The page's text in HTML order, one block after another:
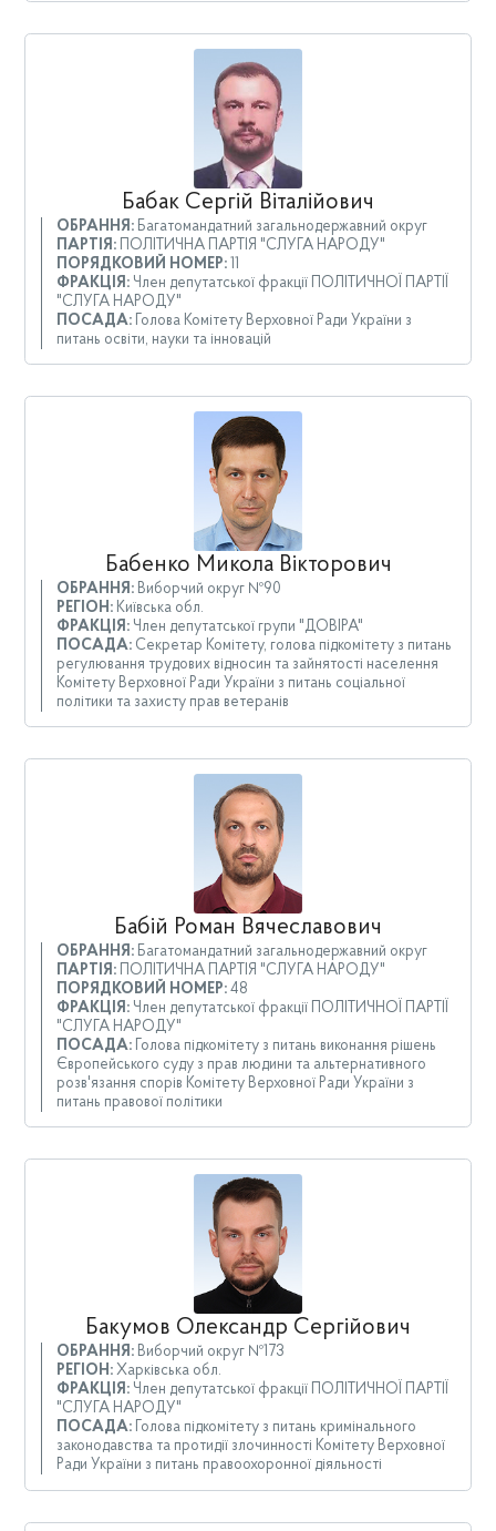
Бабак Сергій Віталійович
ОБРАННЯ:Багатомандатний загальнодержавний округ
ПАРТІЯ:ПОЛІТИЧНА ПАРТІЯ "СЛУГА НАРОДУ"
ПОРЯДКОВИЙ НОМЕР:11
ФРАКЦІЯ:Член депутатської фракції ПОЛІТИЧНОЇ ПАРТІЇ
"СЛУГА НАРОДУ"
ПОСАДА:Голова Комітету Верховної Ради України з
питань освіти, науки та інновацій
Бабенко Микола Вікторович
ОБРАННЯ:Виборчий округ №90
РЕГІОН:Київська обл.
ФРАКЦІЯ:Член депутатської групи "ДОВІРА"
ПОСАДА:Секретар Комітету, голова підкомітету з питань
регулювання трудових відносин та зайнятості населення
Комітету Верховної Ради України з питань соціальної
політики та захисту прав ветеранів
Бабій Роман Вячеславович
ОБРАННЯ:Багатомандатний загальнодержавний округ
ПАРТІЯ:ПОЛІТИЧНА ПАРТІЯ "СЛУГА НАРОДУ"
ПОРЯДКОВИЙ НОМЕР:48
ФРАКЦІЯ:Член депутатської фракції ПОЛІТИЧНОЇ ПАРТІЇ
"СЛУГА НАРОДУ"
ПОСАДА:Голова підкомітету з питань виконання рішень
Європейського суду з прав людини та альтернативного
розв'язання спорів Комітету Верховної Ради України з
питань правової політики
Бакумов Олександр Сергійович
ОБРАННЯ:Виборчий округ №173
РЕГІОН:Харківська обл.
ФРАКЦІЯ:Член депутатської фракції ПОЛІТИЧНОЇ ПАРТІЇ
"СЛУГА НАРОДУ"
ПОСАДА:Голова підкомітету з питань кримінального
законодавства та протидії злочинності Комітету Верховної
Ради України з питань правоохоронної діяльності